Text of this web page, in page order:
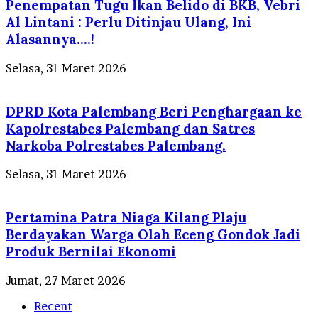
Penempatan Tugu Ikan Belido di BKB, Vebri
Al Lintani : Perlu Ditinjau Ulang, Ini
Alasannya….!
Selasa, 31 Maret 2026
DPRD Kota Palembang Beri Penghargaan ke
Kapolrestabes Palembang dan Satres
Narkoba Polrestabes Palembang.
Selasa, 31 Maret 2026
Pertamina Patra Niaga Kilang Plaju
Berdayakan Warga Olah Eceng Gondok Jadi
Produk Bernilai Ekonomi
Jumat, 27 Maret 2026
Recent